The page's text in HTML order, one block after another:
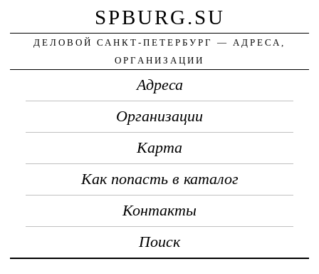
SPBURG.SU
ДЕЛОВОЙ САНКТ-ПЕТЕРБУРГ — АДРЕСА,
ОРГАНИЗАЦИИ
Адреса
Организации
Карта
Как попасть в каталог
Контакты
Поиск